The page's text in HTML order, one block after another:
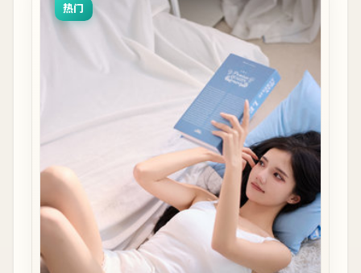
热门